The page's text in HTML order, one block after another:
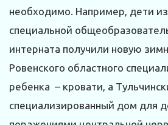
необходимо. Например, дети из
специальной
интерната получили новую
Ровенского областного
ребенка – кровати, а
специализированный дом для